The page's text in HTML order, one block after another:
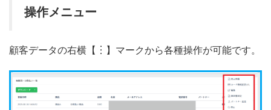
操作メニュー
顧客データの右横【︙】マークから各種操作が可能です。